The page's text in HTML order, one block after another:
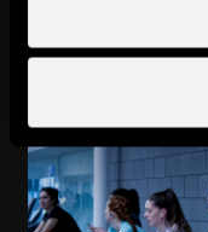
Das könnte